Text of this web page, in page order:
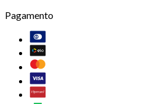
Pagamento